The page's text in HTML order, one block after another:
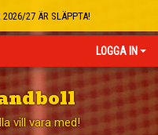
2026/27 ÄR SLÄPPTA!
LOGGA IN
vill vara med!